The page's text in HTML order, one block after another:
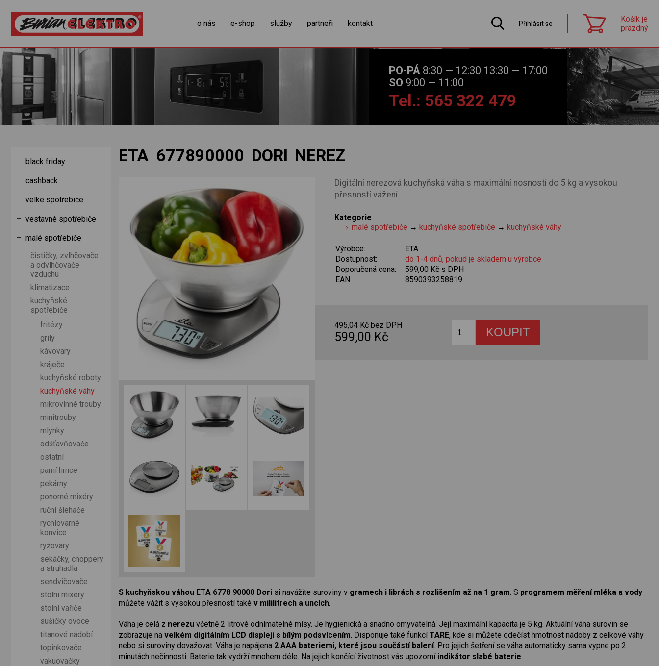
o nás e-shop služby partneři kontakt Přihlásit se
Košík je
prázdný
zobrazit obsah košíku
PO-PÁ 8:30 — 12:30 13:30 — 17:00
SO 9:00 — 11:00
Tel.: 565 322 479
ETA 677890000 DORI NEREZ
Digitální nerezová kuchyňská váha s maximální nosností do 5 kg a vysokou
přesností vážení.
Kategorie
malé spotřebiče →kuchyňské spotřebiče →kuchyňské váhy
Výrobce:
ETA
Dostupnost:
do 1-4 dnů, pokud je skladem u výrobce
Doporučená cena:
599,00 Kč s DPH
EAN:
8590393258819
495,04 Kč bez DPH
599,00 Kč
S kuchyňskou váhou ETA 6778 90000 Dori si navážíte suroviny v gramech i librách s rozlišením až na 1 gram. S programem měření mléka a vody
můžete vážit s vysokou přesností také v mililitrech a uncích.
Váha je celá z nerezu včetně 2 litrové odnímatelné mísy. Je hygienická a snadno omyvatelná. Její maximální kapacita je 5 kg. Aktuální váha surovin se
zobrazuje na velkém digitálním LCD displeji s bílým podsvícením. Disponuje také funkcíTARE, kde si můžete odečíst hmotnost nádoby z celkové váhy
nebo si suroviny dovažovat. Váha je napájena 2 AAA bateriemi, které jsou součástí balení. Pro jejich šetření se váha automaticky sama vypne po 2
minutách nečinnosti. Baterie tak vydrží mnohem déle. Na jejich končící životnost vás upozorníindikátor slabé baterie.
black friday
cashback
velké spotřebiče
vestavné spotřebiče
malé spotřebiče
čističky, zvlhčovače
a odvlhčovače
vzduchu
klimatizace
kuchyňské
spotřebiče
fritézy
grily
kávovary
kráječe
kuchyňské roboty
kuchyňské váhy
mikrovlnné trouby
minitrouby
mlýnky
odšťavňovače
ostatní
parní hrnce
pekárny
ponorné mixéry
ruční šlehače
rychlovarné
konvice
rýžovary
sekáčky, choppery
a struhadla
sendvičovače
stolní mixéry
stolní vařiče
sušičky ovoce
titanové nádobí
topinkovače
vakuovačky